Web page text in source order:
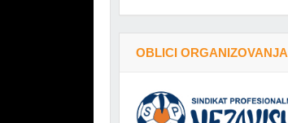
OBLICI ORGANIZOVANJA